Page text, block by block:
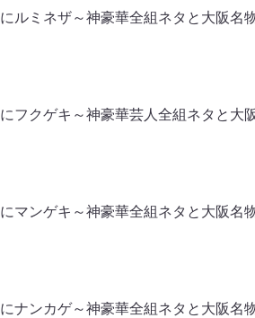
ルミネザ～神豪華全組ネタと大阪名
フクゲキ～神豪華芸人全組ネタと大
マンゲキ～神豪華全組ネタと大阪名
ナンカゲ～神豪華全組ネタと大阪名